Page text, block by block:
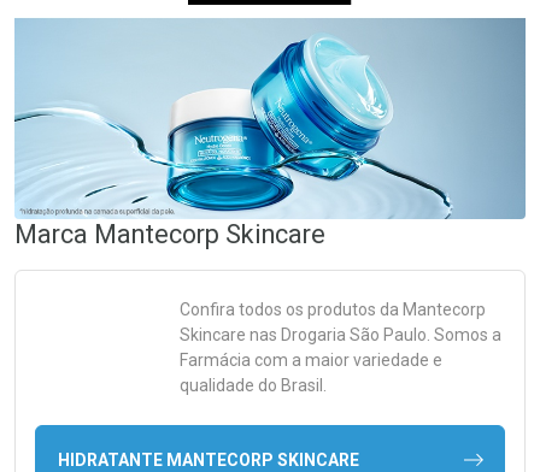
Marca Mantecorp Skincare
Confira todos os produtos da Mantecorp
Skincare nas Drogaria São Paulo. Somos a
Farmácia com a maior variedade e
qualidade do Brasil.
HIDRATANTE MANTECORP SKINCARE